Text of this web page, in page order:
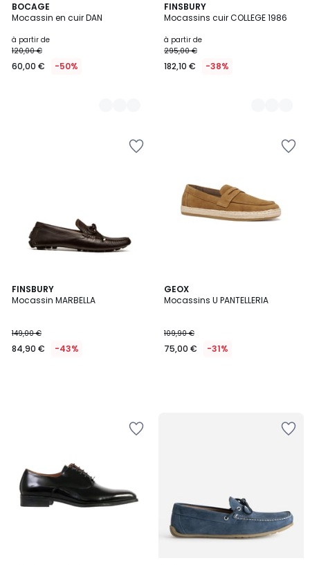
BOCAGE
Mocassin en cuir DAN
à partir de
120,00 €
60,00 € -50%
3
Couleurs
FINSBURY
Mocassins cuir COLLEGE 1986
à partir de
295,00 €
182,10 € -38%
3
Couleurs
FINSBURY
Mocassin MARBELLA
149,00 €
84,90 € -43%
GEOX
Mocassins U PANTELLERIA
109,90 €
75,00 € -31%